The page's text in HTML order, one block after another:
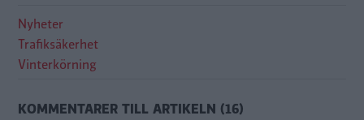
Nyheter
Trafiksäkerhet
Vinterkörning
KOMMENTARER TILL ARTIKELN (16)